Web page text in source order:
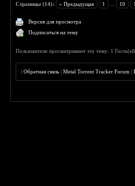
Страницы (14): « Предыдущая 1 10
Версия для просмотра
Подписаться на тему
Пользователи просматривают эту тему: 1
|Обратная связь |Metal Torrent Tracker Forum |